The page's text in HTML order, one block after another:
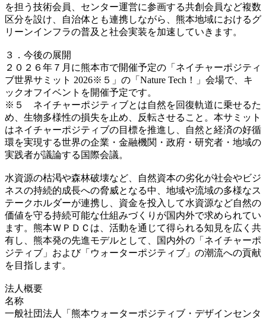
を担う技術会員、センター運営に参画する共創会員など複数
区分を設け、自治体とも連携しながら、熊本地域におけるグ
リーンインフラの普及と社会実装を加速していきます。
３．今後の展開
２０２６年７月に熊本市で開催予定の「ネイチャーポジティ
ブ世界サミット 2026※５」の「Nature Tech！」会場で、キ
ックオフイベントを開催予定です。
※５ ネイチャーポジティブとは自然を回復軌道に乗せるた
め、生物多様性の損失を止め、反転させること。本サミット
はネイチャーポジティブの目標を推進し、自然と経済の好循
環を実現する世界の企業・金融機関・政府・研究者・地域の
実践者が議論する国際会議。
水資源の枯渇や森林破壊など、自然資本の劣化が社会やビジ
ネスの持続的成長への脅威となる中、地域や流域の多様なス
テークホルダーが連携し、資金を投入して水資源など自然の
価値を守る持続可能な仕組みづくりが国内外で求められてい
ます。熊本ＷＰＤＣは、活動を通じて得られる知見を広く共
有し、熊本発の先進モデルとして、国内外の「ネイチャーポ
ジティブ」および「ウォーターポジティブ」の潮流への貢献
を目指します。
法人概要
名称
一般社団法人「熊本ウォーターポジティブ・デザインセンタ